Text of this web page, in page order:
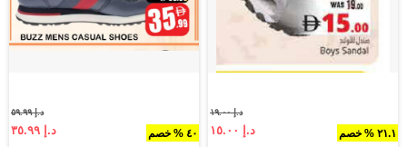
٢١.١ % خصم
د.إ ١٩.٠٠
د.إ ١٥.٠٠ ٤٠ % خصم
د.إ ٥٩.٩٩
د.إ ٣٥.٩٩